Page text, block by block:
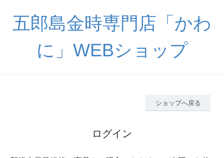
五郎島金時専門店「かわ
に」WEBショップ
ショップへ戻る
ログイン